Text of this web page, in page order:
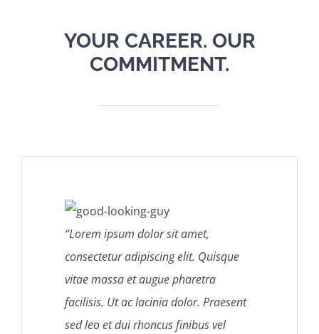
YOUR CAREER. OUR
COMMITMENT.
“Lorem ipsum dolor sit amet,
consectetur adipiscing elit. Quisque
vitae massa et augue pharetra
facilisis. Ut ac lacinia dolor. Praesent
sed leo et dui rhoncus finibus vel